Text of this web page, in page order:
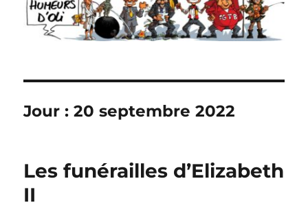
Jour :20 septembre 2022
Les funérailles d’Elizabeth
II